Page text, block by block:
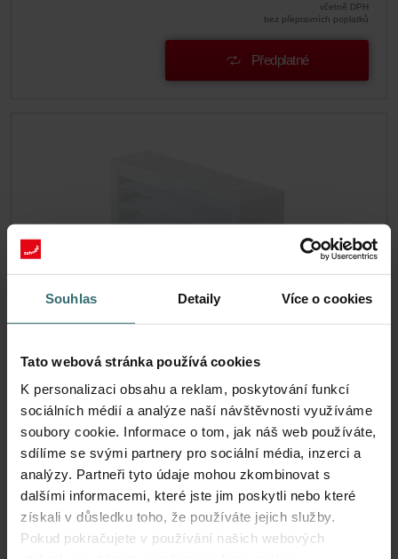
Souhlas Detaily Více o cookies
Tato webová stránka používá cookies
K personalizaci obsahu a reklam, poskytování funkcí
sociálních médií a analýze naší návštěvnosti využíváme
soubory cookie. Informace o tom, jak náš web používáte,
sdílíme se svými partnery pro sociální média, inzerci a
analýzy. Partneři tyto údaje mohou zkombinovat s
dalšími informacemi, které jste jim poskytli nebo které
získali v důsledku toho, že používáte jejich služby.
Pokud pokračujete v používání našich webových
včetně DPH
bez přepravních poplatků
Předplatné
524000100
Katalogové číslo: 524000100
Tento produkt se nachází v:
Atmos 175
Skladem Zásilka je obvykle doručena do 2–5 pracovních dnů
693.33
včetně DPH